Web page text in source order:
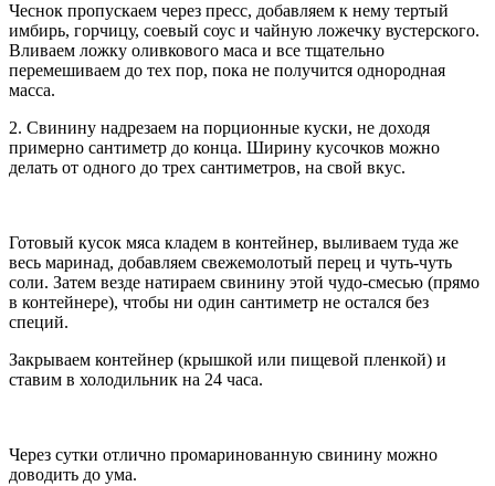
Чеснок пропускаем через пресс, добавляем к нему тертый
имбирь, горчицу, соевый соус и чайную ложечку вустерского.
Вливаем ложку оливкового маса и все тщательно
перемешиваем до тех пор, пока не получится однородная
масса.
2. Свинину надрезаем на порционные куски, не доходя
примерно сантиметр до конца. Ширину кусочков можно
делать от одного до трех сантиметров, на свой вкус.
Готовый кусок мяса кладем в контейнер, выливаем туда же
весь маринад, добавляем свежемолотый перец и чуть-чуть
соли. Затем везде натираем свинину этой чудо-смесью (прямо
в контейнере), чтобы ни один сантиметр не остался без
специй.
Закрываем контейнер (крышкой или пищевой пленкой) и
ставим в холодильник на 24 часа.
Через сутки отлично промаринованную свинину можно
доводить до ума.